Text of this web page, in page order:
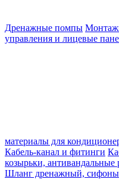
Дренажные помпы
управления и лицевые
материалы для
Кабель-канал и фитинги
козырьки, антивандальные
Шланг дренажный, сифоны